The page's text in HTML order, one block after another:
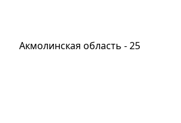
Акмолинская область - 25